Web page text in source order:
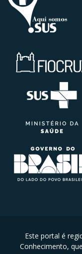
Este portal é
Conhecimento,